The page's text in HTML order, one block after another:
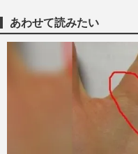
物議「
堀北真希
週刊女性
生田斗
ん？」“
も火に
週刊女性
あわせて読みたい